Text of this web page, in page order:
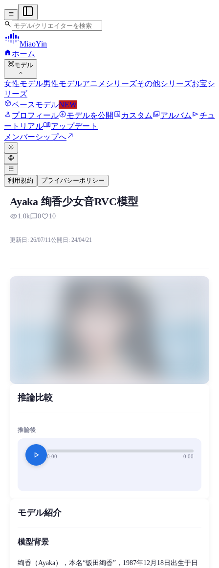
menu
search
MiaoYin
home ホーム
view_in_arモデル
expand_more
女性モデル男性モデルアニメシリーズその他シリーズお宝シ
リーズ
deployed_codeベースモデルNEW
person プロフィールadd_circleモデルを公開 assessment カスタムphoto_libraryアルバム sendチュ
ートリアルmenu_bookアップデート
メンバーシップへnorth_east
light_mode
language
format_list_bulleted
利用規約 プライバシーポリシー
Ayaka RVC RVCボイスモデル
模型背景 绚香（Ayaka），本名“饭田绚香”，1987年12月18
Ayaka, rvc, 唱歌, 少女音, 模型
Ayaka 绚香少女音RVC模型
visibility1.0kchat_bubble_outline0favorite10
更新日 : 26/07/11公開日 : 24/04/21
推論比較
推論後
play_arrow 0:00 0:00
モデル紹介
模型背景
绚香（Ayaka），本名“饭田绚香”，1987年12月18日出生于日